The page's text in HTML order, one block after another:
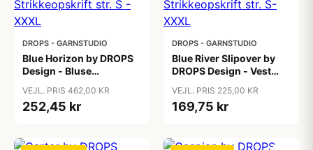
DROPS - GARNSTUDIO
Blue Horizon by DROPS
Design - Bluse
XXXL
VEJL. PRIS 462,00 KR
252,45 kr
DROPS - GARNSTUDIO
Blue River Slipover by
DROPS Design - Vest
XXXL
VEJL. PRIS 225,00 KR
169,75 kr